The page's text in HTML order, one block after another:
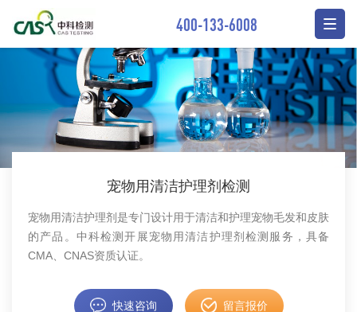
400-133-6008
宠物用清洁护理剂检测
宠物用清洁护理剂是专门设计用于清洁和护理宠物毛发和皮肤
的产品。中科检测开展宠物用清洁护理剂检测服务，具备
CMA、CNAS资质认证。
快速咨询 留言报价